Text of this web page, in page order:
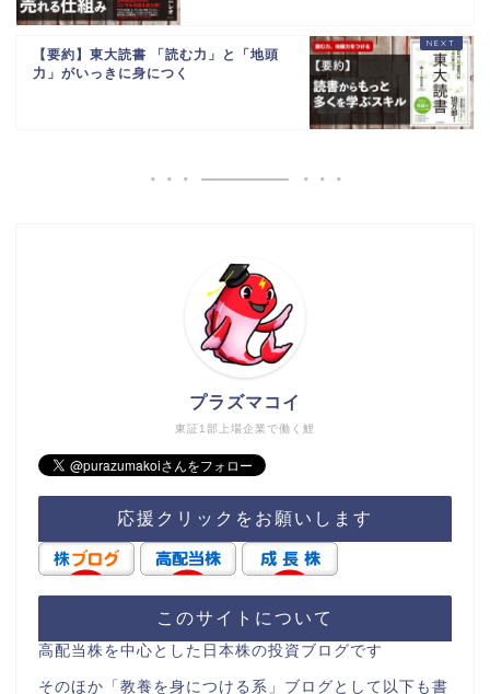
【要約】東大読書 「読む力」と「地頭
力」がいっきに身につく
東証1部上場企業で働く鯉
プラズマコイ
応援クリックをお願いします
このサイトについて
高配当株を中心とした日本株の投資ブログです
そのほか「教養を身につける系」ブログとして以下も書